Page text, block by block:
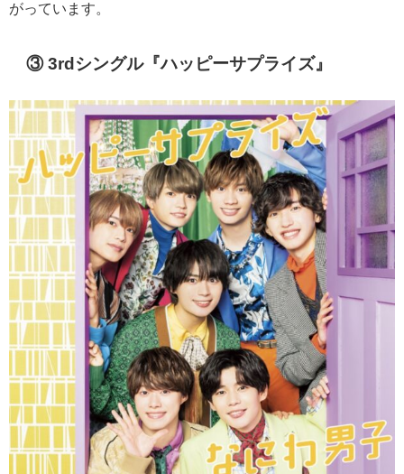
がっています。
③ 3rdシングル『ハッピーサプライズ』